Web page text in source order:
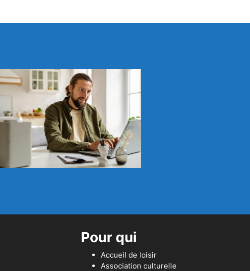
Pour qui
Accueil de loisir
Association culturelle